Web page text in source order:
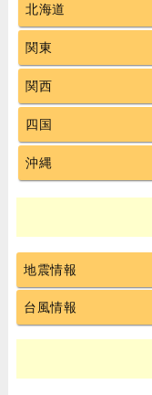
北海道
関東
関西
四国
沖縄
地震情報
台風情報